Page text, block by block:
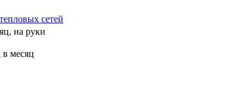
сетей
на руки
месяц